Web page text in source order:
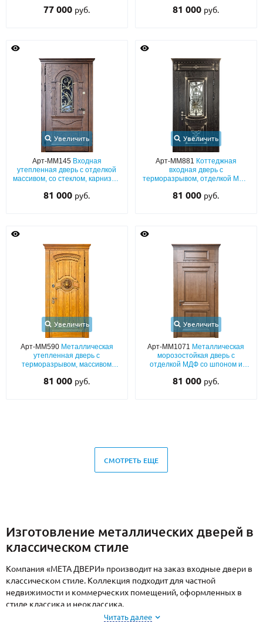
капителями и отбойником
77 000 руб.
кнокером и отбойником из
81 000 руб.
Увеличить
Арт-ММ145 Входная
утепленная дверь с отделкой
массивом, со стеклом, карнизом
81 000 руб.
Увеличить
Арт-ММ881 Коттеджная
входная дверь с
терморазрывом, отделкой МДФ
ковкой и стеклопакетом
81 000 руб.
Увеличить
Арт-ММ590 Металлическая
утепленная дверь с
терморазрывом, массивом
«львиная голова»
81 000 руб.
Увеличить
Арт-ММ1071 Металлическая
морозостойкая дверь с
отделкой МДФ со шпоном и
верхней фрамугой и карнизом
81 000 руб.
СМОТРЕТЬ ЕЩЕ
Изготовление металлических дверей в
классическом стиле
Компания «МЕТА ДВЕРИ» производит на заказ входные двери в
классическом стиле. Коллекция подходит для частной
недвижимости и коммерческих помещений, оформленных в
стиле классика и неоклассика.
Читать далее